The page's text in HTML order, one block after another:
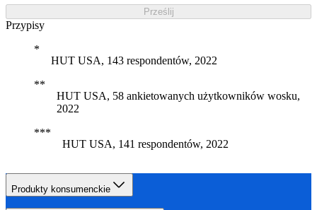
Prześlij
Przypisy
HUT USA, 143 respondentów, 2022
HUT USA, 58 ankietowanych użytkowników wosku,
2022
HUT USA, 141 respondentów, 2022
Produkty konsumenckie